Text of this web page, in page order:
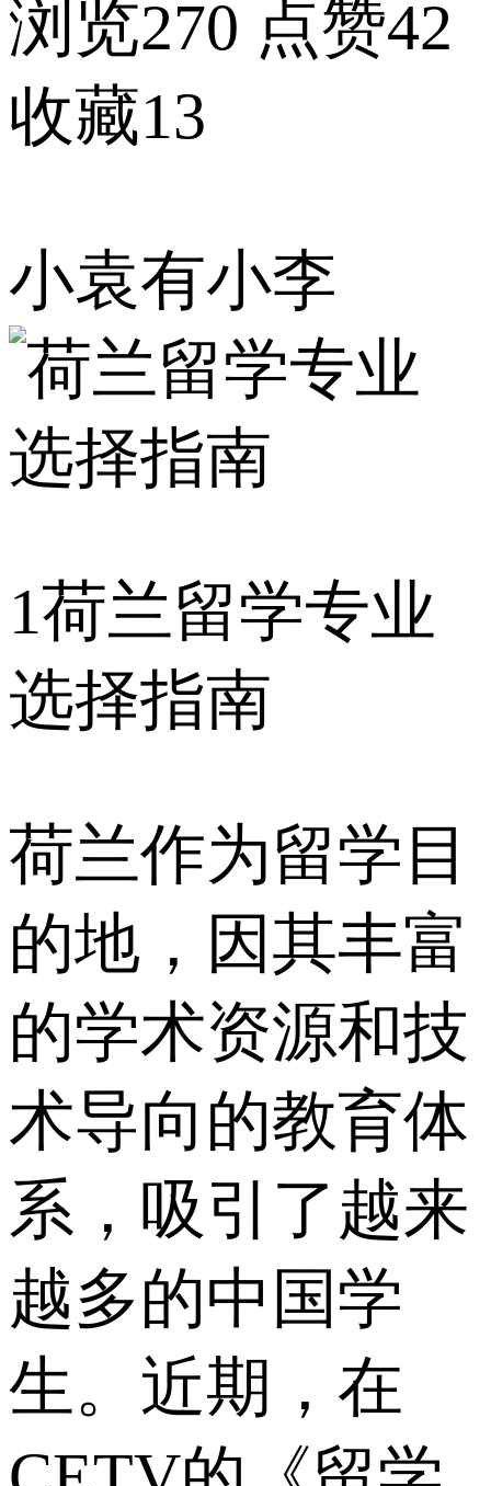
浏览270 点赞42
收藏13
小袁有小李
1荷兰留学专业
选择指南
荷兰作为留学目
的地，因其丰富
的学术资源和技
术导向的教育体
系，吸引了越来
越多的中国学
生。近期，在